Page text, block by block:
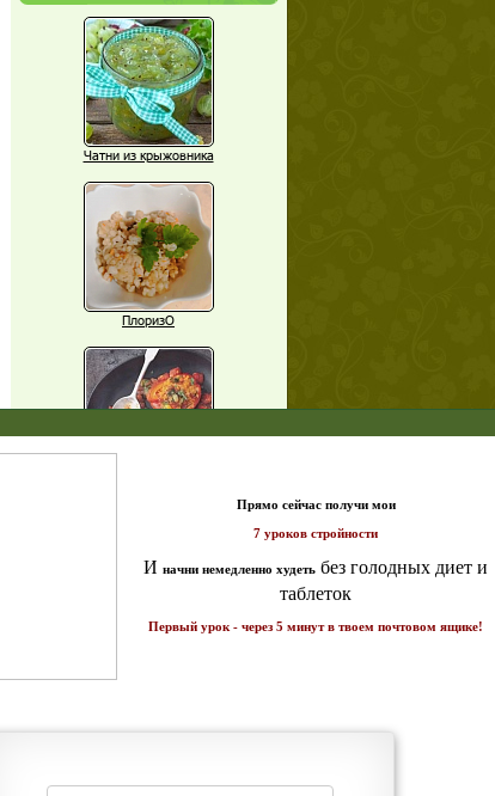
Чатни из крыжовника
ПлоризО
Еще рецепты
середине дня?